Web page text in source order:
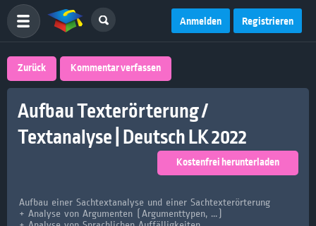
Anmelden Registrieren
Zurück Kommentar verfassen
Aufbau Texterörterung /
Textanalyse | Deutsch LK 2022
Kostenfrei herunterladen
Aufbau einer Sachtextanalyse und einer Sachtexterörterung
+ Analyse von Argumenten (Argumenttypen, ...)